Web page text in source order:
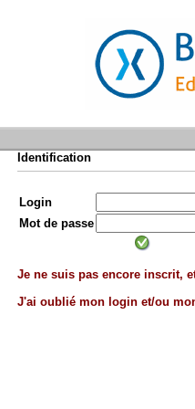
Identification
Login
Mot de passe
Je ne suis pas encore inscrit,
J'ai oublié mon login et/ou